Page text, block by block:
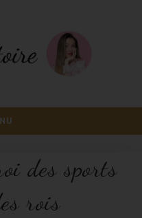
des sports
rois